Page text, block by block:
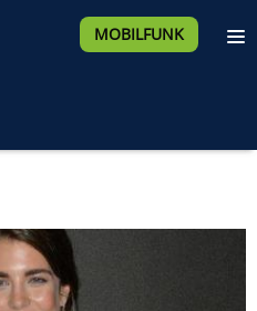
MOBILFUNK